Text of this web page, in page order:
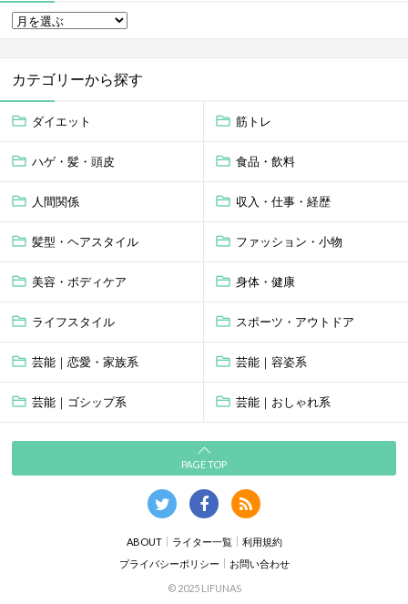
カテゴリーから探す
ダイエット 筋トレ
ハゲ・髪・頭皮 食品・飲料
人間関係 収入・仕事・経歴
髪型・ヘアスタイル ファッション・小物
美容・ボディケア 身体・健康
ライフスタイル スポーツ・アウトドア
芸能｜恋愛・家族系 芸能｜容姿系
芸能｜ゴシップ系 芸能｜おしゃれ系
PAGE TOP
ABOUT ライター一覧
利用規約
プライバシーポリシー
お問い合わせ
© 2025 LIFUNAS